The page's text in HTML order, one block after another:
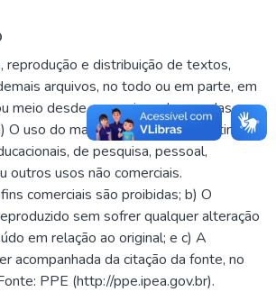
reprodução e distribuição de textos,
arquivos, no todo ou em parte, em
meio desde que sejam observadas as
O uso do material copiado se destina
de pesquisa, pessoal,
outros usos não comerciais.
comerciais são proibidas; b) O
sem sofrer qualquer alteração
em relação ao original; e c) A
acompanhada da citação da fonte, no
PPE (http://ppe.ipea.gov.br).